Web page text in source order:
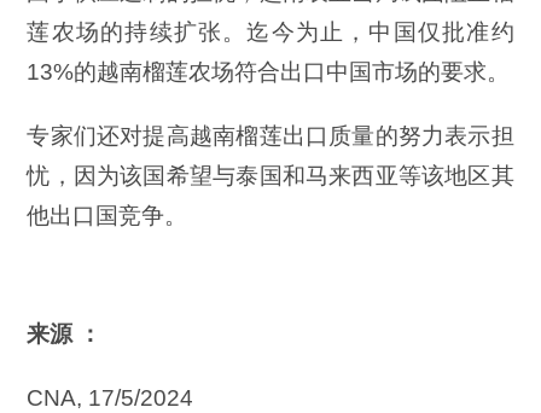
莲农场的持续扩张。迄今为止，中国仅批准约
13%的越南榴莲农场符合出口中国市场的要求。
专家们还对提高越南榴莲出口质量的努力表示担
忧，因为该国希望与泰国和马来西亚等该地区其
他出口国竞争。
来源 ：
CNA, 17/5/2024